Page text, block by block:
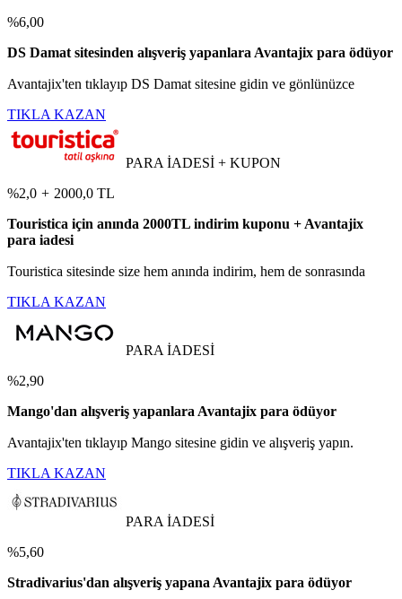
%6,00
DS Damat sitesinden alışveriş yapanlara Avantajix para ödüyor
Avantajix'ten tıklayıp DS Damat sitesine gidin ve gönlünüzce
TIKLA KAZAN
PARA İADESİ + KUPON
%2,0 + 2000,0 TL
Touristica için anında 2000TL indirim kuponu + Avantajix
para iadesi
Touristica sitesinde size hem anında indirim, hem de sonrasında
TIKLA KAZAN
PARA İADESİ
%2,90
Mango'dan alışveriş yapanlara Avantajix para ödüyor
Avantajix'ten tıklayıp Mango sitesine gidin ve alışveriş yapın.
TIKLA KAZAN
PARA İADESİ
%5,60
Stradivarius'dan alışveriş yapana Avantajix para ödüyor